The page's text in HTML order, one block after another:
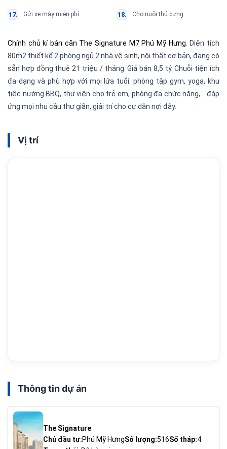
Gửi xe máy miễn phí Cho nuôi thú cưng
Chính chủ kí bán căn The Signature M7 Phú Mỹ Hưng. Diện tích
80m2 thiết kế 2 phòng ngủ 2 nhà vệ sinh, nội thất cơ bản, đang có
sẵn hợp đồng thuê 21 triệu / tháng. Giá bán 8,5 tỷ. Chuỗi tiện ích
đa dạng và phù hợp với mọi lứa tuổi: phòng tập gym, yoga, khu
tiệc nướng BBQ, thư viện cho trẻ em, phòng đa chức năng,… đáp
ứng mọi nhu cầu thư giãn, giải trí cho cư dân nơi đây.
Vị trí
Thông tin dự án
The Signature
Chủ đầu tư:Phú Mỹ HưngSố lượng:516Số tháp:4